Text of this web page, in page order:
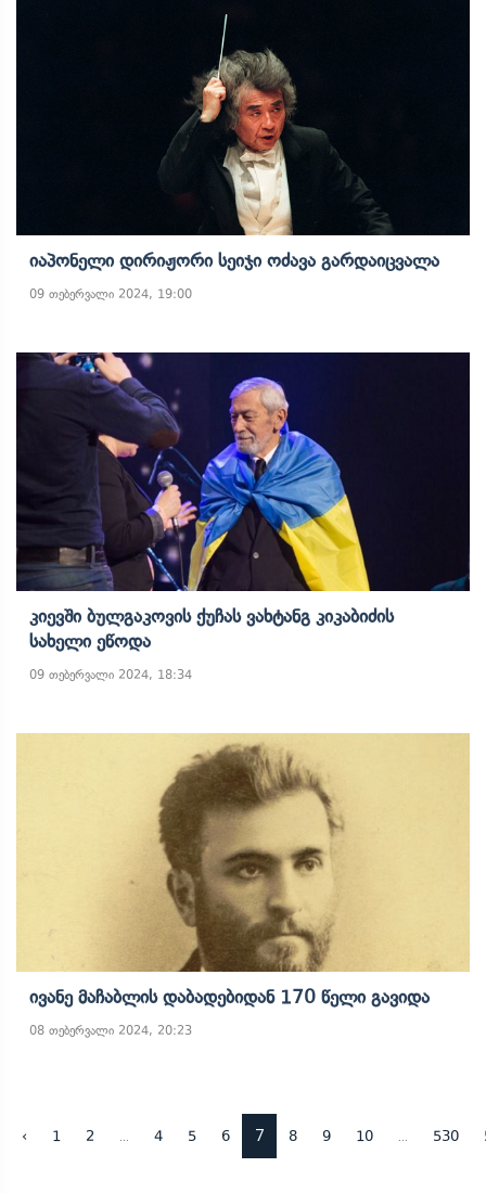
Იაპონელი Დირიჟორი Სეიჯი Ოძავა Გარდაიცვალა
09 თებერვალი 2024, 19:00
Კიევში Ბულგაკოვის Ქუჩას Ვახტანგ Კიკაბიძის
Სახელი Ეწოდა
09 თებერვალი 2024, 18:34
Ივანე Მაჩაბლის Დაბადებიდან 170 Წელი Გავიდა
08 თებერვალი 2024, 20:23
‹ 1 2 4 5 6 7 8 9 10 530